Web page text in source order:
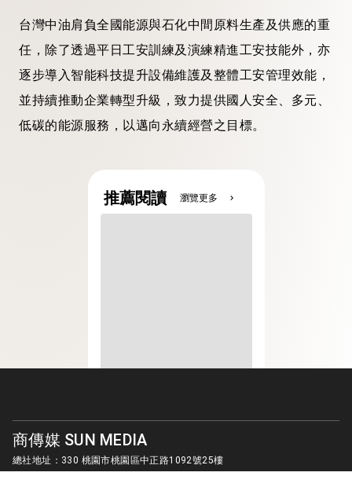
台灣中油肩負全國能源與石化中間原料生產及供應的重
任，除了透過平日工安訓練及演練精進工安技能外，亦
逐步導入智能科技提升設備維護及整體工安管理效能，
並持續推動企業轉型升級，致力提供國人安全、多元、
低碳的能源服務，以邁向永續經營之目標。
推薦閱讀 瀏覽更多 chevron_right
商傳媒 SUN MEDIA
總社地址：330 桃園市桃園區中正路1092號25樓